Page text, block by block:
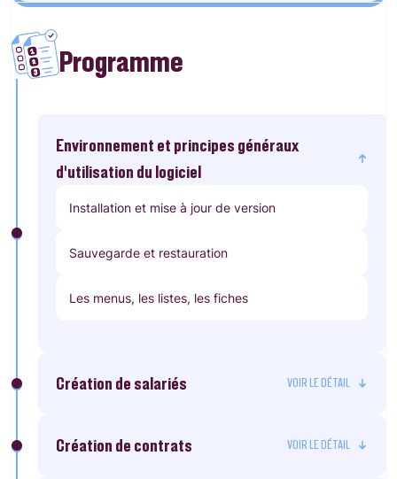
Programme
Environnement et principes généraux
d’utilisation du logiciel
Installation et mise à jour de version
Sauvegarde et restauration
Les menus, les listes, les fiches
Création de salariés
Création de contrats